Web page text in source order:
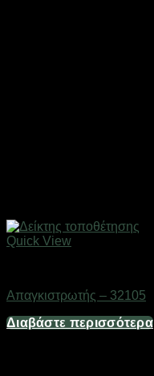
Quick View
Απαγκιστρωτής – 32105
Διαβάστε περισσότερα